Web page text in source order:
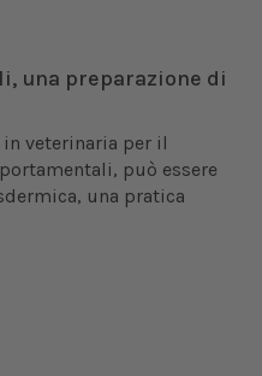
una preparazione di
veterinaria per il
può essere
una pratica